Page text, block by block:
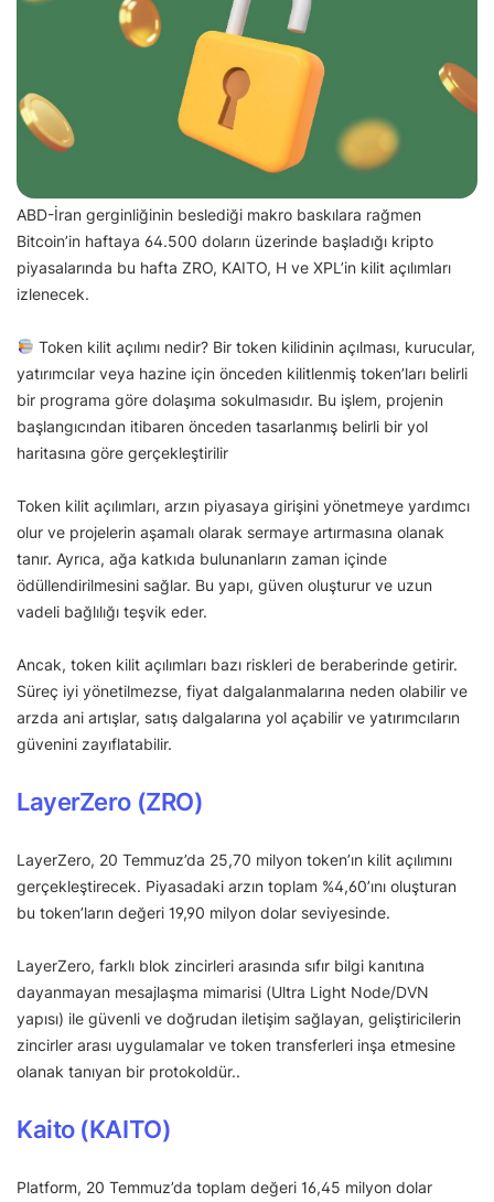
ABD-İran gerginliğinin beslediği makro baskılara rağmen
Bitcoin’in haftaya 64.500 doların üzerinde başladığı kripto
piyasalarında bu hafta ZRO, KAITO, H ve XPL’in kilit açılımları
izlenecek.
Token kilit açılımı nedir? Bir token kilidinin açılması, kurucular,
yatırımcılar veya hazine için önceden kilitlenmiş token’ları belirli
bir programa göre dolaşıma sokulmasıdır. Bu işlem, projenin
başlangıcından itibaren önceden tasarlanmış belirli bir yol
haritasına göre gerçekleştirilir
Token kilit açılımları, arzın piyasaya girişini yönetmeye yardımcı
olur ve projelerin aşamalı olarak sermaye artırmasına olanak
tanır. Ayrıca, ağa katkıda bulunanların zaman içinde
ödüllendirilmesini sağlar. Bu yapı, güven oluşturur ve uzun
vadeli bağlılığı teşvik eder.
Ancak, token kilit açılımları bazı riskleri de beraberinde getirir.
Süreç iyi yönetilmezse, fiyat dalgalanmalarına neden olabilir ve
arzda ani artışlar, satış dalgalarına yol açabilir ve yatırımcıların
güvenini zayıflatabilir.
LayerZero (ZRO)
LayerZero, 20 Temmuz’da 25,70 milyon token’ın kilit açılımını
gerçekleştirecek. Piyasadaki arzın toplam %4,60’ını oluşturan
bu token’ların değeri 19,90 milyon dolar seviyesinde.
LayerZero, farklı blok zincirleri arasında sıfır bilgi kanıtına
dayanmayan mesajlaşma mimarisi (Ultra Light Node/DVN
yapısı) ile güvenli ve doğrudan iletişim sağlayan, geliştiricilerin
zincirler arası uygulamalar ve token transferleri inşa etmesine
olanak tanıyan bir protokoldür..
Kaito (KAITO)
Platform, 20 Temmuz’da toplam değeri 16,45 milyon dolar